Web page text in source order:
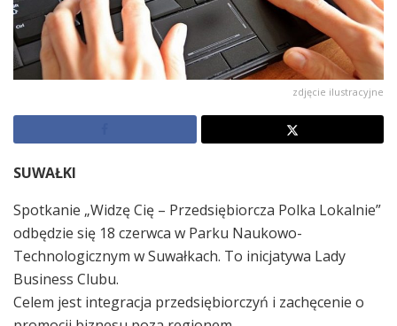
zdjęcie ilustracyjne
SUWAŁKI
Spotkanie „Widzę Cię – Przedsiębiorcza Polka Lokalnie”
odbędzie się 18 czerwca w Parku Naukowo-
Technologicznym w Suwałkach. To inicjatywa Lady
Business Clubu.
Celem jest integracja przedsiębiorczyń i zachęcenie o